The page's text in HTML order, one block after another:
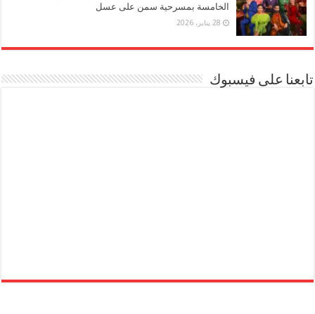
الخامسة بمسرحية سمن على عسل
28 يناير، 2026
تابعنا على فيسبوك